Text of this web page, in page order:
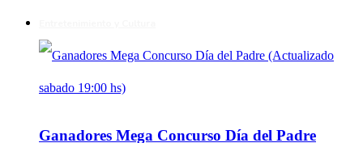
Ganadores Mega Concurso Día del Padre